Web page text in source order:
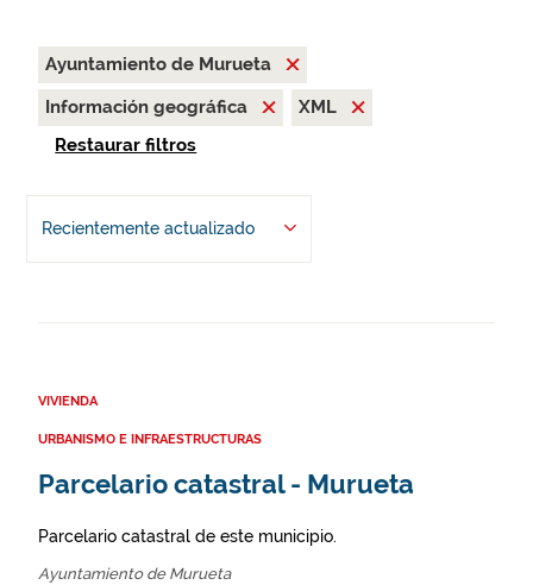
Ayuntamiento de Murueta
Información geográfica
XML
Restaurar filtros
Recientemente actualizado
VIVIENDA
URBANISMO E INFRAESTRUCTURAS
Parcelario catastral - Murueta
Parcelario catastral de este municipio.
Ayuntamiento de Murueta